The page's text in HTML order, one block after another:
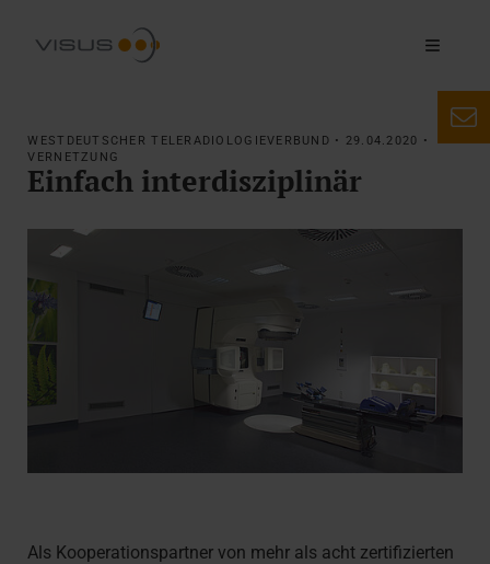
WESTDEUTSCHER TELERADIOLOGIEVERBUND • 29.04.2020 •
VERNETZUNG
Einfach interdisziplinär
Als Kooperationspartner von mehr als acht zertifizierten